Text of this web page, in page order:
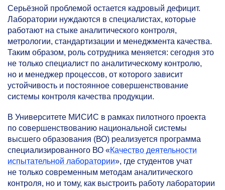
Серьёзной проблемой остается кадровый дефицит.
Лаборатории нуждаются в специалистах, которые
работают на стыке аналитического контроля,
метрологии, стандартизации и менеджмента качества.
Таким образом, роль сотрудника меняется: сегодня это
не только специалист по аналитическому контролю,
но и менеджер процессов, от которого зависит
устойчивость и постоянное совершенствование
системы контроля качества продукции.
В Университете МИСИС в рамках пилотного проекта
по совершенствованию национальной системы
высшего образования (ВО) реализуется программа
специализированного ВО «Качество деятельности
испытательной лаборатории», где студентов учат
не только современным методам аналитического
контроля, но и тому, как выстроить работу лаборатории